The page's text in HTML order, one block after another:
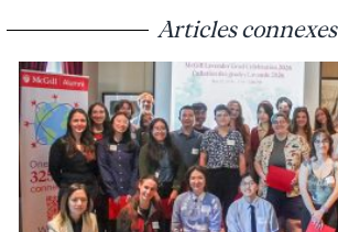
Articles connexes